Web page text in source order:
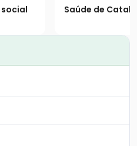
Saúde de
população